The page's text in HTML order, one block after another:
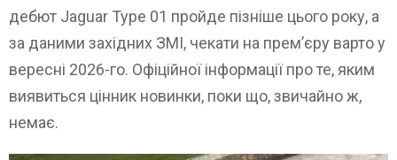
дебют Jaguar Type 01 пройде пізніше цього року, а
за даними західних ЗМІ, чекати на прем’єру варто у
вересні 2026-го. Офіційної інформації про те, яким
виявиться цінник новинки, поки що, звичайно ж,
немає.